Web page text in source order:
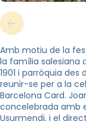
Amb motiu de la
la família salesiana
1901 i parròquia des
reunir-se per a la
Barcelona Card.
concelebrada amb
Usurmendi, i el